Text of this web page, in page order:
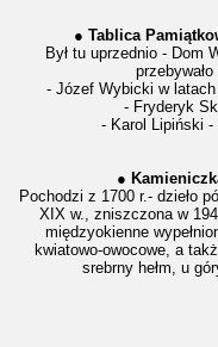
● Tablica
Był tu uprzednio - Dom
- Józef Wybicki w latach
- Fryderyk
- Karol Lipiński
●
Pochodzi z 1700 r.- dzieło
XIX w., zniszczona w
międzyokienne
kwiatowo-owocowe, a
srebrny hełm, u